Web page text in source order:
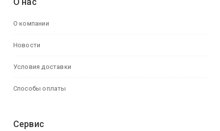
О компании
Новости
Условия доставки
Способы оплаты
Сервис